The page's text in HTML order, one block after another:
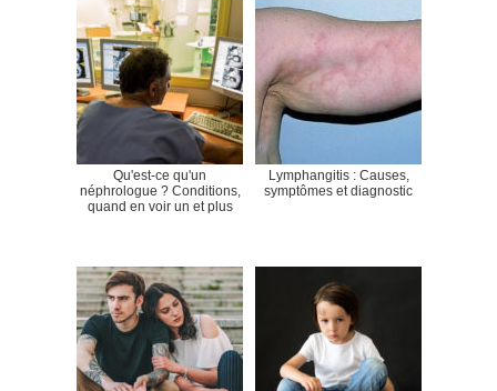
Qu'est-ce qu'un
néphrologue ? Conditions,
quand en voir un et plus
Lymphangitis : Causes,
symptômes et diagnostic